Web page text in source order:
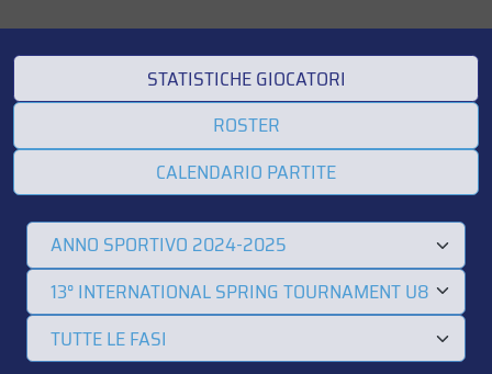
STATISTICHE GIOCATORI
ROSTER
CALENDARIO PARTITE